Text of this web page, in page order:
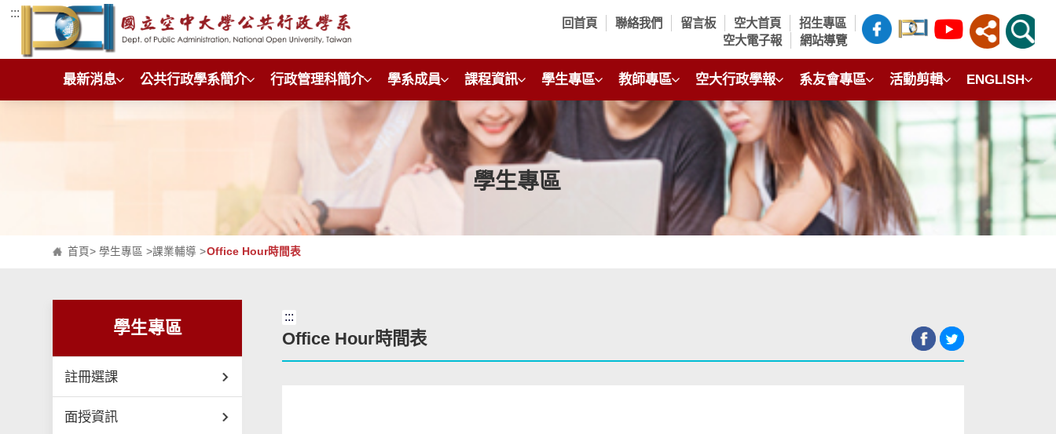
跳到主要內容區塊
:::
回首頁 聯絡我們 留言板 空大首頁
招生專區
空大電子報
網站導覽
最新消息 公共行政學系簡介 行政管理科簡介 學系成員 課程資訊 學生專區 教師專區 空大行政學報 系友會專區 活動剪輯 ENGLISH
學生專區
首頁>學生專區 >課業輔導 >Office Hour時間表
學生專區
註冊選課
面授資訊
:::
Office Hour時間表